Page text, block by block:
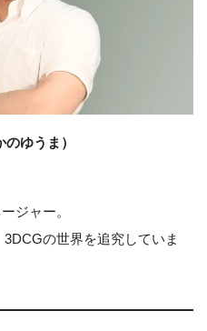
ゆうま）
ジャー。
の世界を追究していま